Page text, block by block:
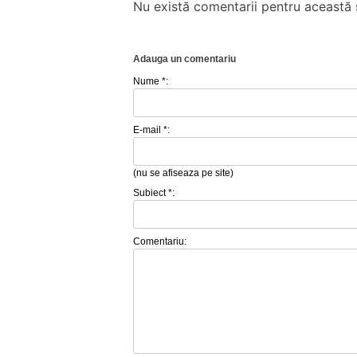
Nu există comentarii pentru această
Adauga un comentariu
Nume *:
E-mail *:
(nu se afiseaza pe site)
Subiect *:
Comentariu: